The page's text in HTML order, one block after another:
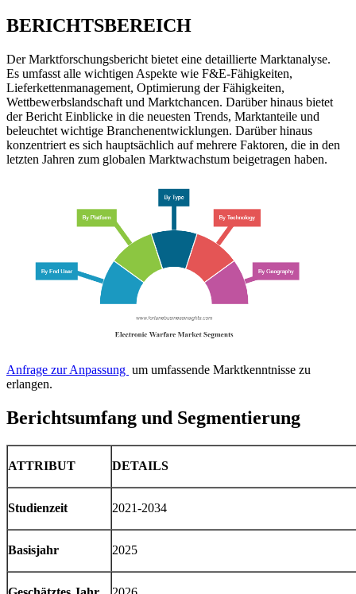
BERICHTSBEREICH
Der Marktforschungsbericht bietet eine detaillierte Marktanalyse.
Es umfasst alle wichtigen Aspekte wie F&E-Fähigkeiten,
Lieferkettenmanagement, Optimierung der Fähigkeiten,
Wettbewerbslandschaft und Marktchancen. Darüber hinaus bietet
der Bericht Einblicke in die neuesten Trends, Marktanteile und
beleuchtet wichtige Branchenentwicklungen. Darüber hinaus
konzentriert es sich hauptsächlich auf mehrere Faktoren, die in den
letzten Jahren zum globalen Marktwachstum beigetragen haben.
Anfrage zur Anpassung um umfassende Marktkenntnisse zu
erlangen.
Berichtsumfang und Segmentierung
ATTRIBUT DETAILS
Studienzeit 2021-2034
Basisjahr 2025